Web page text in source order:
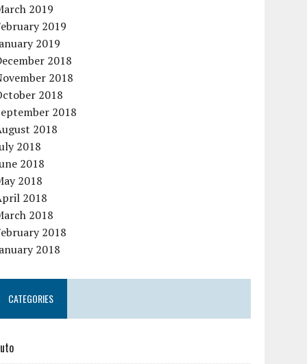
2019
2019
2019
2018
2018
2018
2018
2018
2018
2018
2018
2018
2018
2018
2018
CATEGORIES